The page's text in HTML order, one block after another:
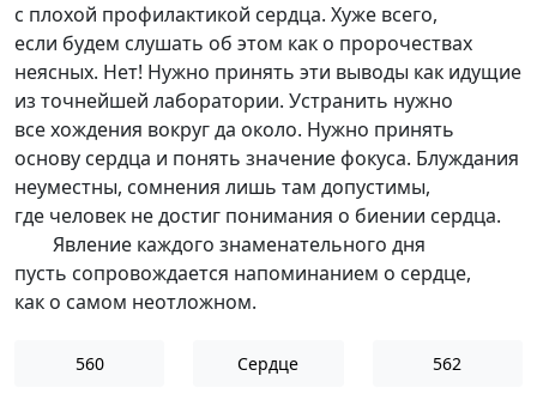
с плохой профилактикой сердца. Хуже всего,
если будем слушать об этом как о пророчествах
неясных. Нет! Нужно принять эти выводы как идущие
из точнейшей лаборатории. Устранить нужно
все хождения вокруг да около. Нужно принять
основу сердца и понять значение фокуса. Блуждания
неуместны, сомнения лишь там допустимы,
где человек не достиг понимания о биении сердца.
Явление каждого знаменательного дня
пусть сопровождается напоминанием о сердце,
как о самом неотложном.
560 Сердце 562